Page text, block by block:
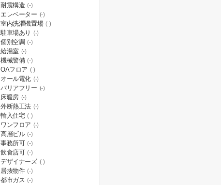
耐震構造 (-)
エレベーター (-)
室内洗濯機置場 (-)
駐車場あり (-)
個別空調 (-)
給湯室 (-)
機械警備 (-)
OAフロア (-)
オール電化 (-)
バリアフリー (-)
床暖房 (-)
外断熱工法 (-)
輸入住宅 (-)
ワンフロア (-)
高層ビル (-)
事務所可 (-)
飲食店可 (-)
デザイナーズ (-)
居抜物件 (-)
都市ガス (-)